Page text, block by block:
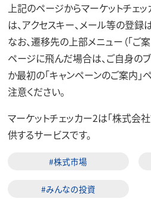
上記のページからマーケットチェ
は、アクセスキー、メール等の登録
なお、遷移先の上部メニュー（「ご
ページに飛んだ場合は、ご自身の
か最初の「キャンペーンのご案内
注意ください。
マーケットチェッカー2は「株式会
供するサービスです。
#株式市場
#みんなの投資